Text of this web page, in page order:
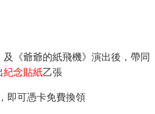
《爺爺的紙飛機》演出後，帶同
紀念貼紙乙張
即可憑卡免費換領